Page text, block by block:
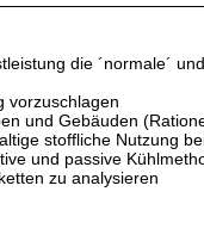
die ´normale´
vorzuschlagen
und Gebäuden
stoffliche Nutzung
und passive
zu analysieren